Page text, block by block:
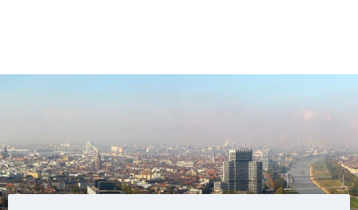
Informatik - Informationstechnik
Integrated Engineering - Service
Engineering
Maschinenbau - Allgemeiner Maschinenbau